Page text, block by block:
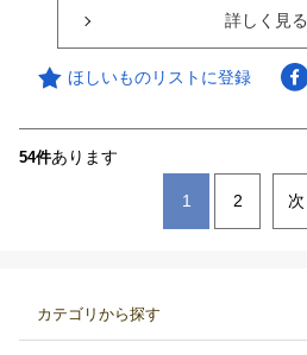
詳しく見る
ほしいものリストに登録
54件あります
1 2 次
カテゴリから探す